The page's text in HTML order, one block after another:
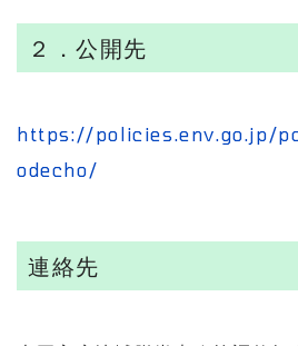
２．公開先
https://policies.env.go.jp/
odecho/
連絡先